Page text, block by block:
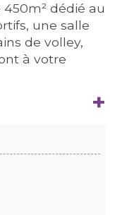
dédié au
une salle
de volley,
à votre